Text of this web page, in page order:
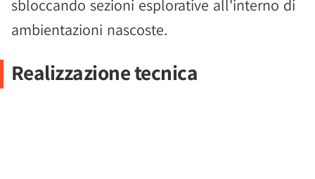
sbloccando sezioni esplorative all'interno di
ambientazioni nascoste.
Realizzazione tecnica